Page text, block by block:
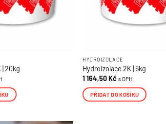
| 20kg
HYDROIZOLACE
Hydroizolace 2K | 6kg
1 164,50Kč s DPH
PŘIDAT DO KOŠÍKU